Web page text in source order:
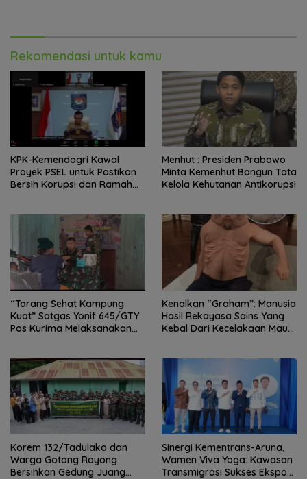
Rekomendasi untuk kamu
KPK-Kemendagri Kawal
Proyek PSEL untuk Pastikan
Bersih Korupsi dan Ramah
Menhut : Presiden Prabowo
Minta Kemenhut Bangun Tata
Kelola Kehutanan Antikorupsi
“Torang Sehat Kampung
Kuat” Satgas Yonif 645/GTY
Pos Kurima Melaksanakan
Kenalkan “Graham”: Manusia
Hasil Rekayasa Sains Yang
Kebal Dari Kecelakaan Maut
Korem 132/Tadulako dan
Warga Gotong Royong
Bersihkan Gedung Juang
Sinergi Kementrans-Aruna,
Wamen Viva Yoga: Kawasan
Transmigrasi Sukses Ekspor